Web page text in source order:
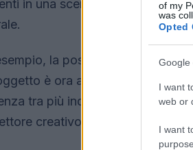
of my
was
Opted
Google
I want
web or
I want
in una scena coerente e
la possibilità di
è ora accessibile con
tra più inquadrature
creativo.